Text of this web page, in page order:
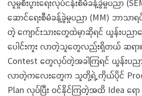
လူမှုစီးပွားရေးလုပ်ငန်းစီမံခန့်ခွဲမှုပညာ
ဆောင်ရေးစီမံခန့်ခွဲမှုပညာ (MM) ဘာသာရပ်
တဲ့ ကျောင်းသားတွေထဲမှာဆိုရင် ယွန်းပည
ပေါင်းကူး လာတဲ့သူတွေလည်းရှိတယ် ဆရာ။
Contest တွေလုပ်တဲ့အခါကြရင် ယွန်းပည
လာတဲ့ကလေးတွေက သူတို့ရဲ့ ကိုယ်ပိုင်
Plan လုပ်ပြီး ဝင်နိုင်ကြတဲ့အထိ Idea ရော